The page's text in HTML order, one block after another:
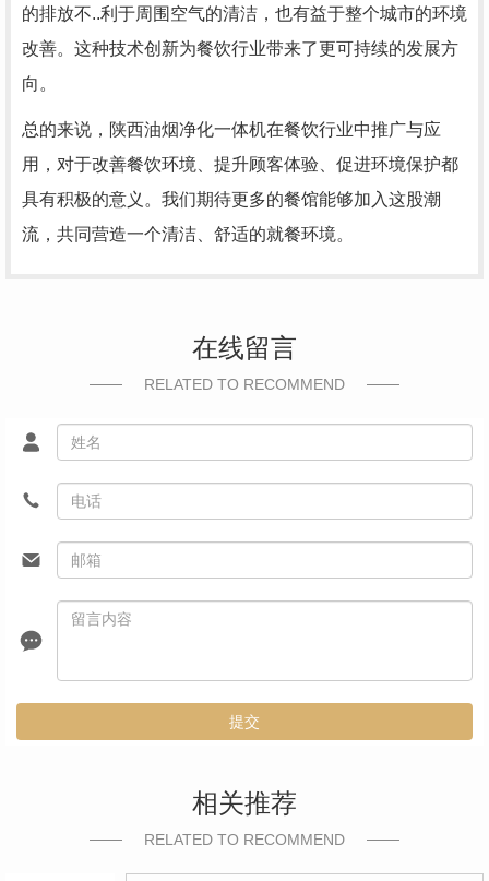
的排放不..利于周围空气的清洁，也有益于整个城市的环境
改善。这种技术创新为餐饮行业带来了更可持续的发展方
向。
总的来说，陕西油烟净化一体机在餐饮行业中推广与应
用，对于改善餐饮环境、提升顾客体验、促进环境保护都
具有积极的意义。我们期待更多的餐馆能够加入这股潮
流，共同营造一个清洁、舒适的就餐环境。
在线留言
RELATED TO RECOMMEND
提交
相关推荐
RELATED TO RECOMMEND